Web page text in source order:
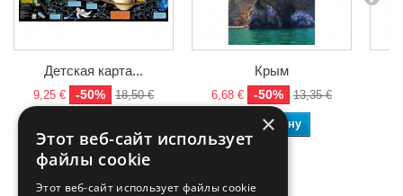
Детская карта...
9,25 € -50% 18,50 €
Крым
6,68 € -50% 13,35 €
В корзину
×
Этот веб-сайт использует
файлы cookie
Этот веб-сайт использует файлы cookie